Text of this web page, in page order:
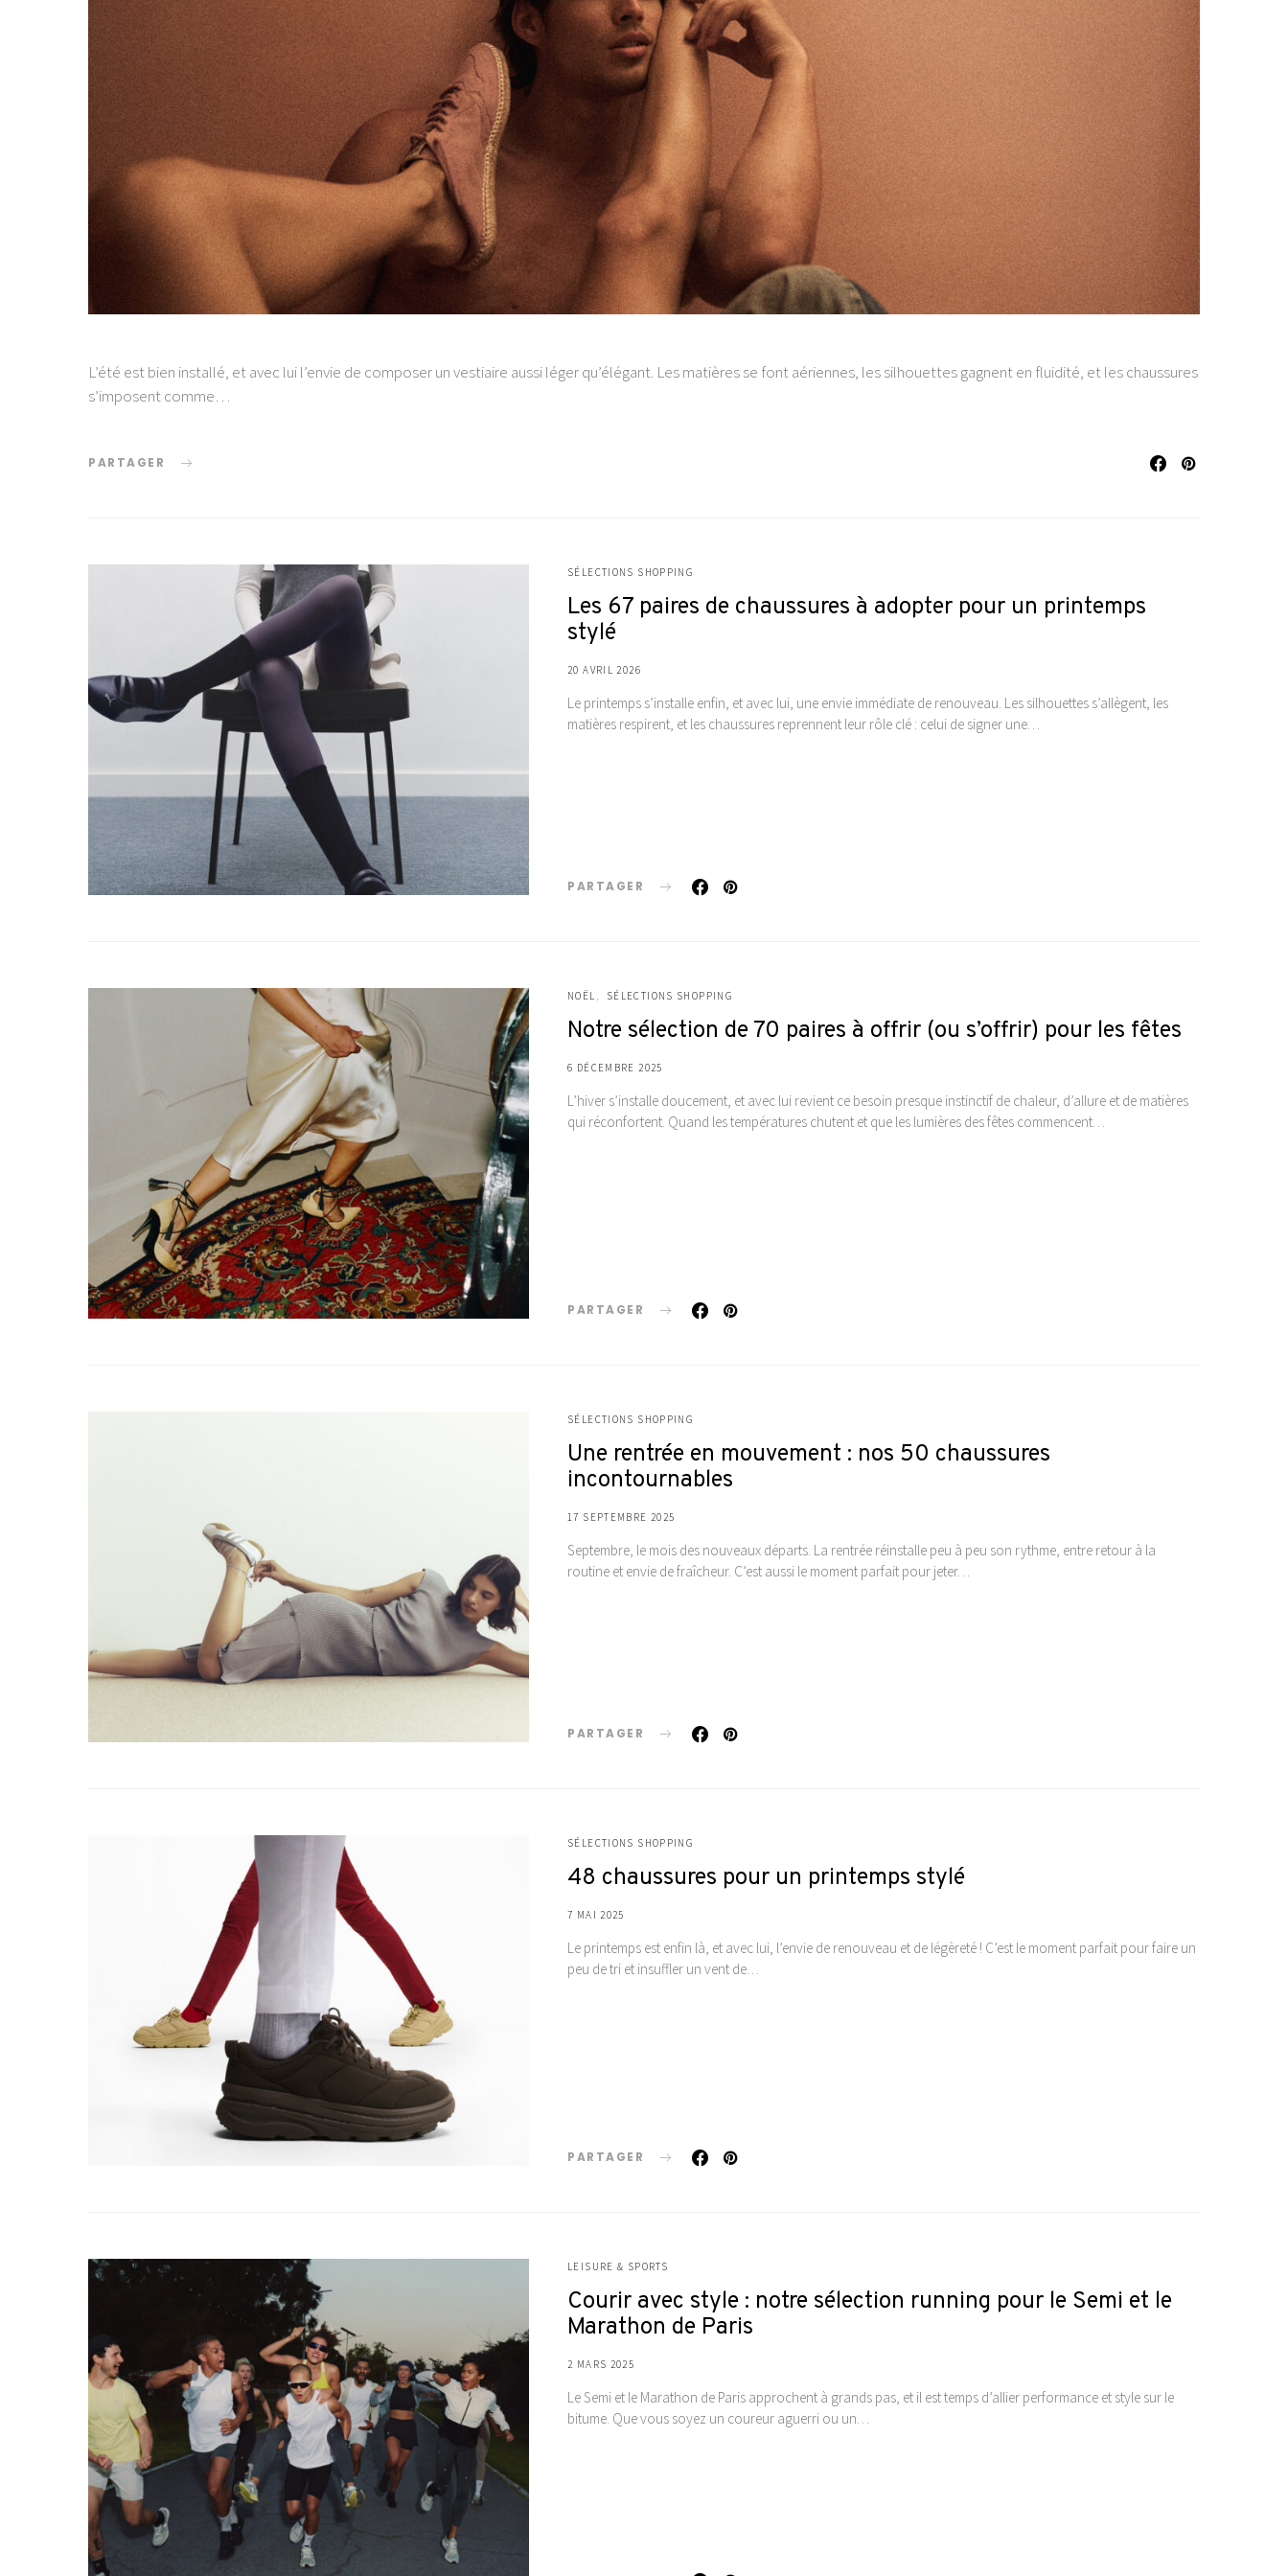
L’été est bien installé, et avec lui l’envie de composer un vestiaire aussi léger qu’élégant. Les matières se font aériennes, les silhouettes gagnent en fluidité, et les chaussures
s’imposent comme…
PARTAGER
SÉLECTIONS SHOPPING
Les 67 paires de chaussures à adopter pour un printemps
stylé
20 AVRIL 2026
Le printemps s’installe enfin, et avec lui, une envie immédiate de renouveau. Les silhouettes s’allègent, les
matières respirent, et les chaussures reprennent leur rôle clé : celui de signer une…
PARTAGER
NOËL SÉLECTIONS SHOPPING
Notre sélection de 70 paires à offrir (ou s’offrir) pour les fêtes
6 DÉCEMBRE 2025
L’hiver s’installe doucement, et avec lui revient ce besoin presque instinctif de chaleur, d’allure et de matières
qui réconfortent. Quand les températures chutent et que les lumières des fêtes commencent…
PARTAGER
SÉLECTIONS SHOPPING
Une rentrée en mouvement : nos 50 chaussures
incontournables
17 SEPTEMBRE 2025
Septembre, le mois des nouveaux départs. La rentrée réinstalle peu à peu son rythme, entre retour à la
routine et envie de fraîcheur. C’est aussi le moment parfait pour jeter…
PARTAGER
SÉLECTIONS SHOPPING
48 chaussures pour un printemps stylé
7 MAI 2025
Le printemps est enfin là, et avec lui, l’envie de renouveau et de légèreté ! C’est le moment parfait pour faire un
peu de tri et insuffler un vent de…
PARTAGER
LEISURE & SPORTS
Courir avec style : notre sélection running pour le Semi et le
Marathon de Paris
2 MARS 2025
Le Semi et le Marathon de Paris approchent à grands pas, et il est temps d’allier performance et style sur le
bitume. Que vous soyez un coureur aguerri ou un…